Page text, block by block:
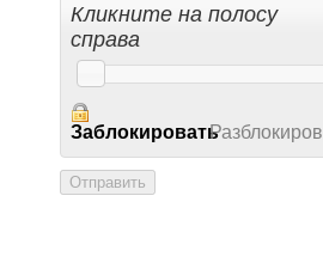
Кликните на полосу
справа
Заблокировать